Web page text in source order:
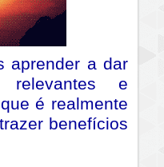
aprender a dar
e
é realmente
benefícios